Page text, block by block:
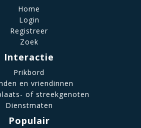
Home
Login
Registreer
Zoek
Interactie
Prikbord
en vriendinnen
of streekgenoten
Dienstmaten
Populair